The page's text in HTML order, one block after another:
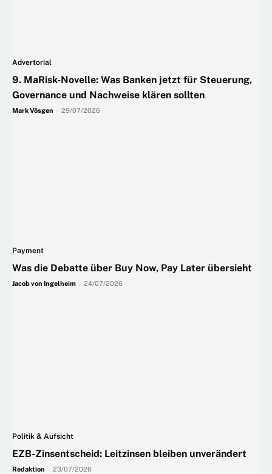
Advertorial
9. MaRisk-Novelle: Was Banken jetzt für Steuerung,
Governance und Nachweise klären sollten
Mark Vösgen 29/07/2026
Payment
Was die Debatte über Buy Now, Pay Later übersieht
Jacob von Ingelheim 24/07/2026
Politik & Aufsicht
EZB-Zinsentscheid: Leitzinsen bleiben unverändert
Redaktion 23/07/2026